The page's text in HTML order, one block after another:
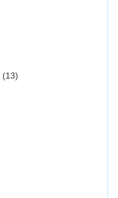
(13)